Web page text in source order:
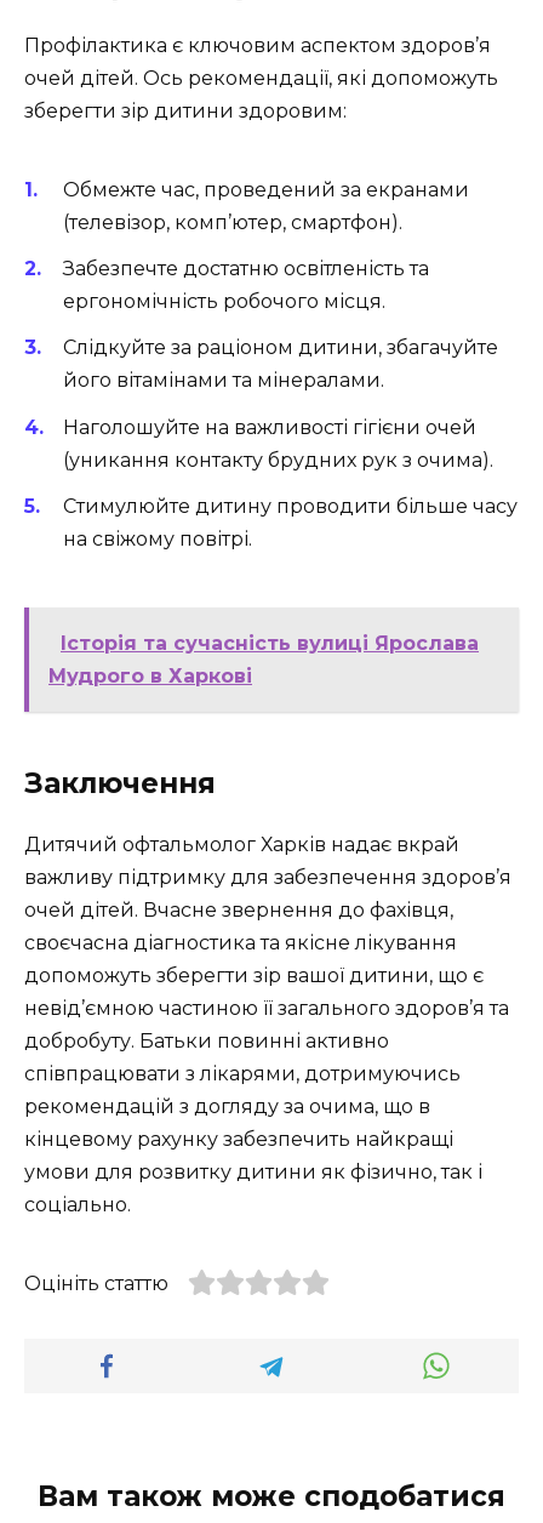
Профілактика є ключовим аспектом здоров’я
очей дітей. Ось рекомендації, які допоможуть
зберегти зір дитини здоровим:
Обмежте час, проведений за екранами
(телевізор, комп’ютер, смартфон).
Забезпечте достатню освітленість та
ергономічність робочого місця.
Слідкуйте за раціоном дитини, збагачуйте
його вітамінами та мінералами.
Наголошуйте на важливості гігієни очей
(уникання контакту брудних рук з очима).
Стимулюйте дитину проводити більше часу
на свіжому повітрі.
Історія та сучасність вулиці Ярослава
Мудрого в Харкові
Заключення
Дитячий офтальмолог Харків надає вкрай
важливу підтримку для забезпечення здоров’я
очей дітей. Вчасне звернення до фахівця,
своєчасна діагностика та якісне лікування
допоможуть зберегти зір вашої дитини, що є
невід’ємною частиною її загального здоров’я та
добробуту. Батьки повинні активно
співпрацювати з лікарями, дотримуючись
рекомендацій з догляду за очима, що в
кінцевому рахунку забезпечить найкращі
умови для розвитку дитини як фізично, так і
соціально.
Оцініть статтю
Вам також може сподобатися